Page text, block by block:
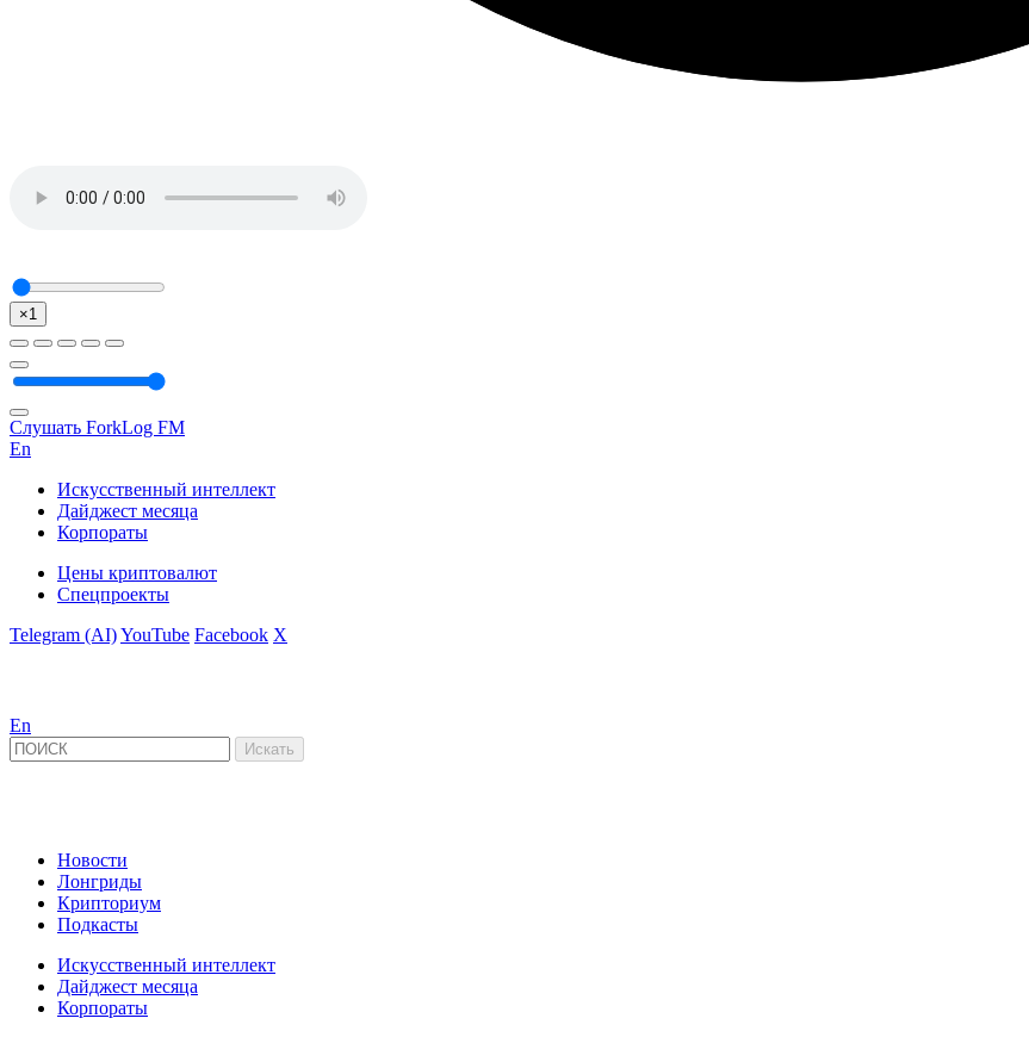
×1
Слушать ForkLog FM
En
Искусственный интеллект
Дайджест месяца
Корпораты
Цены криптовалют
Спецпроекты
Telegram (AI)YouTube Facebook X
En
Новости
Лонгриды
Крипториум
Подкасты
Искусственный интеллект
Дайджест месяца
Корпораты